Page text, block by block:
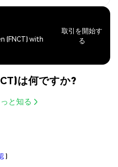
(FNCT) with
取引を開始す
る
は何ですか?
と知る
)